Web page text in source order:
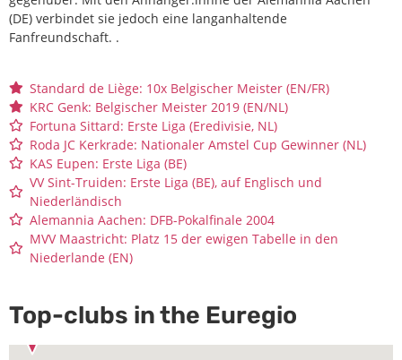
(DE) verbindet sie jedoch eine langanhaltende
Fanfreundschaft. .
Standard de Liège: 10x Belgischer Meister (EN/FR)
KRC Genk: Belgischer Meister 2019 (EN/NL)
Fortuna Sittard: Erste Liga (Eredivisie, NL)
Roda JC Kerkrade: Nationaler Amstel Cup Gewinner (NL)
KAS Eupen: Erste Liga (BE)
VV Sint-Truiden: Erste Liga (BE), auf Englisch und
Niederländisch
Alemannia Aachen: DFB-Pokalfinale 2004
MVV Maastricht: Platz 15 der ewigen Tabelle in den
Niederlande (EN)
Top-clubs in the Euregio